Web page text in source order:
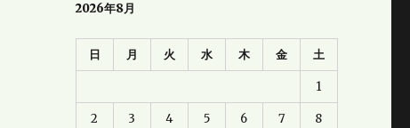
2026年8月
日 月 火 水 木 金 土
1
2 3 4 5 6 7 8